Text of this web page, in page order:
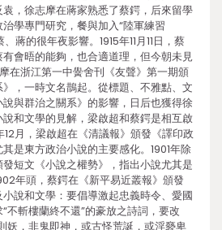
，徐志摩在蔣家熟悉了蔡鍔，后來留學
學專門研究，餐與加入“陸軍練習
蔣的很年夜影響。1915年11月11日，蔡
會晤的能夠，也合適道理，但今朝未見
在浙江第一中黌舍刊《友聲》第一期頒
，一時文名鵲起。從標題、不雅點、文
與群治之關系》的影響，日后也獲得徐
和文學的見解，梁啟超和蔡鍔是相互啟
月，梁啟超在《清議報》頒發《譯印政
是東方政治小說的主要感化。1901年除
短文《小說之權勢》，指出小說尤其是
年頭，蔡鍔在《新平易近叢報》頒發
小說和文學：要倡導激起忠義時令、愛國
不斬樓蘭終不還”的豪放之詩詞，要改
妖，非鬼即神，或古怪荒誕，或淫褻卑